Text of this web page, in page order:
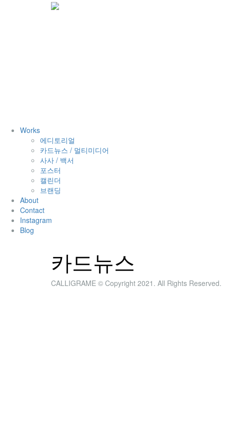
Works
에디토리얼
카드뉴스 / 멀티미디어
사사 / 백서
포스터
캘린더
브랜딩
About
Contact
Instagram
Blog
카드뉴스
CALLIGRAME © Copyright 2021. All Rights Reserved.